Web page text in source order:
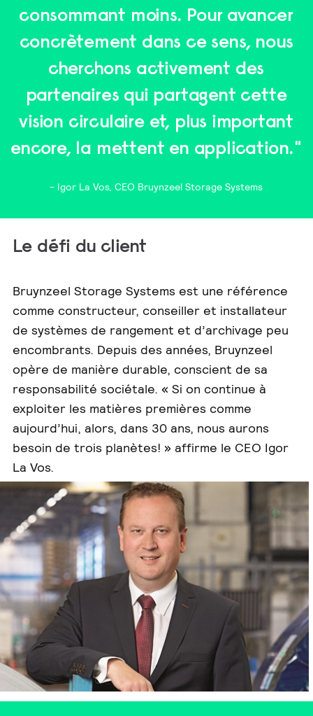
consommant moins. Pour avancer
concrètement dans ce sens, nous
cherchons activement des
partenaires qui partagent cette
vision circulaire et, plus important
encore, la mettent en application."
- Igor La Vos, CEO Bruynzeel Storage Systems
Le défi du client
Bruynzeel Storage Systems est une référence
comme constructeur, conseiller et installateur
de systèmes de rangement et d’archivage peu
encombrants. Depuis des années, Bruynzeel
opère de manière durable, conscient de sa
responsabilité sociétale. « Si on continue à
exploiter les matières premières comme
aujourd’hui, alors, dans 30 ans, nous aurons
besoin de trois planètes! » affirme le CEO Igor
La Vos.